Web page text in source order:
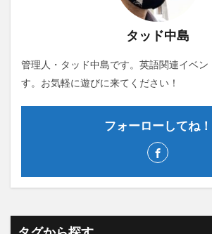
タッド中島
管理人・タッド中島です。英語関連イベン
す。お気軽に遊びに来てください！
フォーローしてね！